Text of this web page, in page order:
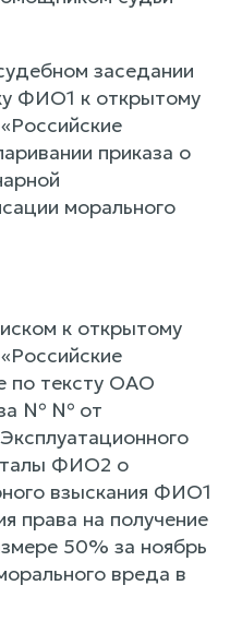
заседании
ФИО1 к открытому
приказа о
морального
к открытому
по тексту ОАО
№ № от
ФИО2 о
взыскания ФИО1
права на получение
50% за ноябрь
вреда в